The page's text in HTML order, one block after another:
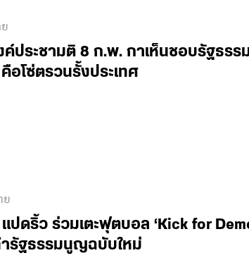
ประชามติ 8 ก.พ. กาเห็นชอบรัฐธรร
อโซ่ตรวนรั้งประเทศ
ย
ปดริ้ว ร่วมเตะฟุตบอล ‘Kick for
รัฐธรรมนูญฉบับใหม่